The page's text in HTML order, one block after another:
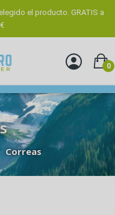
el producto. GRATIS a
0
Correas